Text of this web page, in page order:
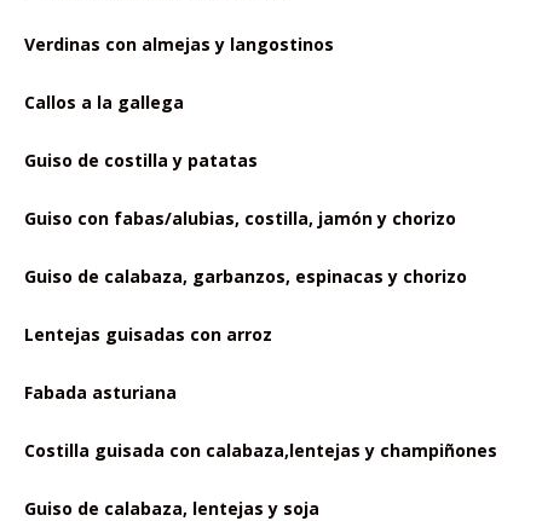
Verdinas con almejas y langostinos
Callos a la gallega
Guiso de costilla y patatas
Guiso con fabas/alubias, costilla, jamón y chorizo
Guiso de calabaza, garbanzos, espinacas y chorizo
Lentejas guisadas con arroz
Fabada asturiana
Costilla guisada con calabaza,lentejas y champiñones
Guiso de calabaza, lentejas y soja